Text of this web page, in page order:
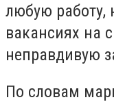
любую работу,
вакансиях на
неправдивую
По словам